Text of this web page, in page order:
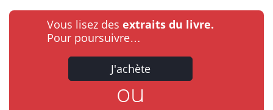
Vous lisez des extraits du livre.
Pour poursuivre…
J'achète
ou